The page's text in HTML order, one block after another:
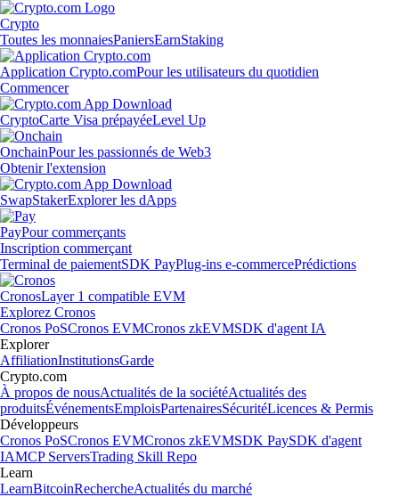
Crypto
Toutes les monnaiesPaniersEarnStaking
Application Crypto.comPour les utilisateurs du quotidien
Commencer
CryptoCarte Visa prépayéeLevel Up
OnchainPour les passionnés de Web3
Obtenir l'extension
SwapStakerExplorer les dApps
PayPour commerçants
Inscription commerçant
Terminal de paiementSDK PayPlug-ins e-commercePrédictions
CronosLayer 1 compatible EVM
Explorez Cronos
Cronos PoSCronos EVMCronos zkEVMSDK d'agent IA
Explorer
AffiliationInstitutionsGarde
Crypto.com
À propos de nousActualités de la sociétéActualités des
produitsÉvénementsEmploisPartenairesSécuritéLicences & Permis
Développeurs
Cronos PoSCronos EVMCronos zkEVMSDK PaySDK d'agent
IAMCP ServersTrading Skill Repo
Learn
LearnBitcoinRechercheActualités du marché